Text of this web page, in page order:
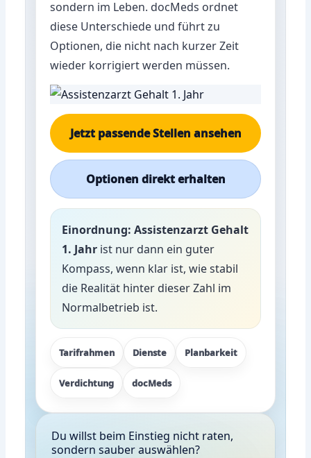
sondern im Leben. docMeds ordnet
diese Unterschiede und führt zu
Optionen, die nicht nach kurzer Zeit
wieder korrigiert werden müssen.
Jetzt passende Stellen ansehen
Optionen direkt erhalten
Einordnung: Assistenzarzt Gehalt
1. Jahr ist nur dann ein guter
Kompass, wenn klar ist, wie stabil
die Realität hinter dieser Zahl im
Normalbetrieb ist.
Tarifrahmen Dienste Planbarkeit
Verdichtung docMeds
Du willst beim Einstieg nicht raten,
sondern sauber auswählen?